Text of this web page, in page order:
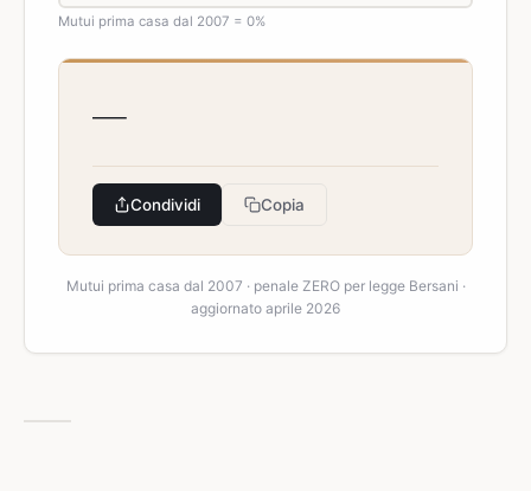
Mutui prima casa dal 2007 = 0%
—
Condividi Copia
Mutui prima casa dal 2007 · penale ZERO per legge Bersani ·
aggiornato aprile 2026